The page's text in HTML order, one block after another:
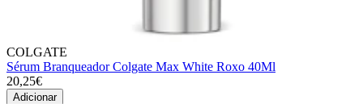
COLGATE
Sérum Branqueador Colgate Max White Roxo 40Ml
20,25€
Adicionar